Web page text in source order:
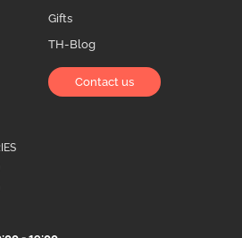
Gifts
TH-Blog
Contact us